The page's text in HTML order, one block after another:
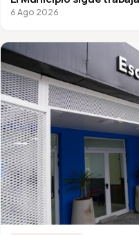
6 Ago 2026